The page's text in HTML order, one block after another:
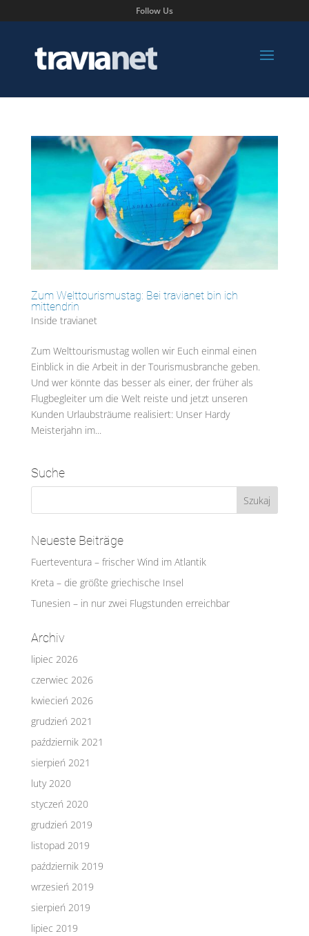
Follow Us
Zum Welttourismustag: Bei travianet bin ich
mittendrin
Inside travianet
Zum Welttourismustag wollen wir Euch einmal einen
Einblick in die Arbeit in der Tourismusbranche geben.
Und wer könnte das besser als einer, der früher als
Flugbegleiter um die Welt reiste und jetzt unseren
Kunden Urlaubsträume realisiert: Unser Hardy
Meisterjahn im...
Suche
Neueste Beiträge
Fuerteventura – frischer Wind im Atlantik
Kreta – die größte griechische Insel
Tunesien – in nur zwei Flugstunden erreichbar
Archiv
lipiec 2026
czerwiec 2026
kwiecień 2026
grudzień 2021
październik 2021
sierpień 2021
luty 2020
styczeń 2020
grudzień 2019
listopad 2019
październik 2019
wrzesień 2019
sierpień 2019
lipiec 2019